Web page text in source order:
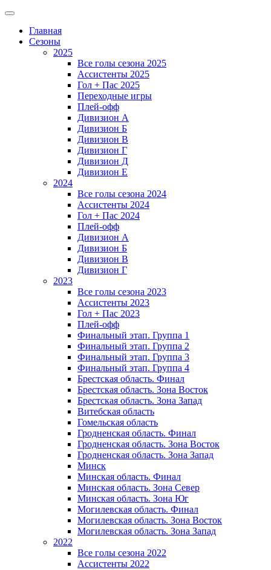
Главная
Сезоны
2025
Все голы сезона 2025
Ассистенты 2025
Гол + Пас 2025
Переходные игры
Плей-офф
Дивизион A
Дивизион Б
Дивизион В
Дивизион Г
Дивизион Д
Дивизион Е
2024
Все голы сезона 2024
Ассистенты 2024
Гол + Пас 2024
Плей-офф
Дивизион A
Дивизион Б
Дивизион В
Дивизион Г
2023
Все голы сезона 2023
Ассистенты 2023
Гол + Пас 2023
Плей-офф
Финальный этап. Группа 1
Финальный этап. Группа 2
Финальный этап. Группа 3
Финальный этап. Группа 4
Брестская область. Финал
Брестская область. Зона Восток
Брестская область. Зона Запад
Витебская область
Гомельская область
Гродненская область. Финал
Гродненская область. Зона Восток
Гродненская область. Зона Запад
Минск
Минская область. Финал
Минская область. Зона Север
Минская область. Зона Юг
Могилевская область. Финал
Могилевская область. Зона Восток
Могилевская область. Зона Запад
2022
Все голы сезона 2022
Ассистенты 2022